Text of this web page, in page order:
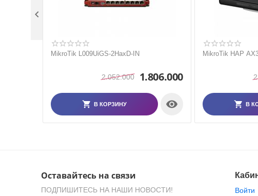
MikroTik L009UiGS-2HaxD-IN
2.052.000 1.806.000
В КОРЗИНУ 
MikroTik HAP
В

Оставайтесь на связи
ПОДПИШИТЕСЬ НА НАШИ НОВОСТИ! Войти